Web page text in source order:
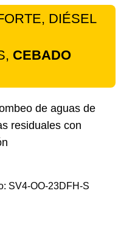
DIÉSEL
CEBADO
de aguas de
residuales con
SV4-OO-23DFH-S